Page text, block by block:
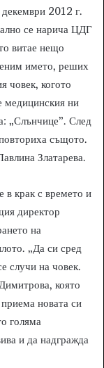
2012 г.
се нарича ЦДГ
витае нещо
името, реших
човек, когото
медицинския ни
„Слънчице”. След
същото.
Златарева.
в крак с времето и
директор
на
„Да си сред
случи на човек.
която
новата си
голяма
и да надгражда